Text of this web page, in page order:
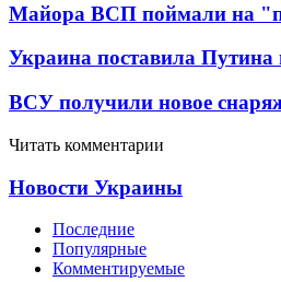
Майора ВСП поймали на
Украина поставила
ВСУ получили новое
Читать комментарии
Новости Украины
Последние
Популярные
Комментируемые